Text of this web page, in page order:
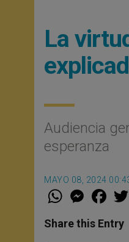
La
Audiencia
esperanza
MAYO 08, 2024
W
t
s
M
e
s
e
F
a
e
b
Share this Entry